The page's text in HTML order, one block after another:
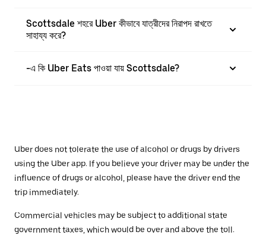
Scottsdale শহরে Uber কীভাবে যাত্রীদের নিরাপদ রাখতে
সাহায্য করে?
-এ কি Uber Eats পাওয়া যায় Scottsdale?
Uber does not tolerate the use of alcohol or drugs by drivers
using the Uber app. If you believe your driver may be under the
influence of drugs or alcohol, please have the driver end the
trip immediately.
Commercial vehicles may be subject to additional state
government taxes, which would be over and above the toll.